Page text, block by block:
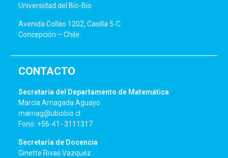
Universidad del Bío-Bío
Avenida Collao 1202, Casilla 5-C
Concepción – Chile.
CONTACTO
Secretaría del Departamento de Matemática
Marcia Arriagada Aguayo
marriag@ubiobio.cl
Fono: +56-41- 3111317
Secretaría de Docencia
Ginette Rivas Vazquéz